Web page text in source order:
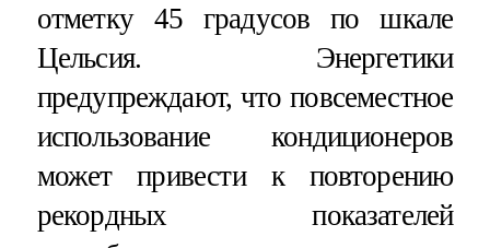
отметку 45 градусов по шкале
Цельсия. Энергетики
предупреждают, что повсеместное
использование кондиционеров
может привести к повторению
рекордных показателей